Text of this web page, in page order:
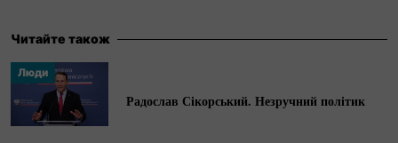
книжок «Берут. Коли партія була богом»,
журналістських премій, входить у список ста
найкращих польських репортерів.
Читайте також
Люди
Радослав Сікорський. Незручний політик